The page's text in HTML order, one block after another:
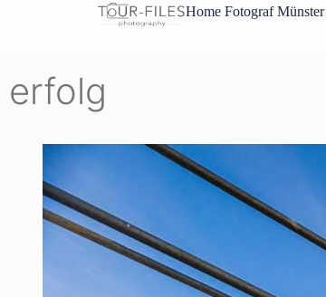
Home Fotograf Münster
erfolg